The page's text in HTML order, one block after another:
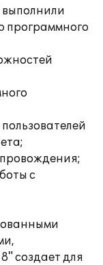
программного
с
создает для